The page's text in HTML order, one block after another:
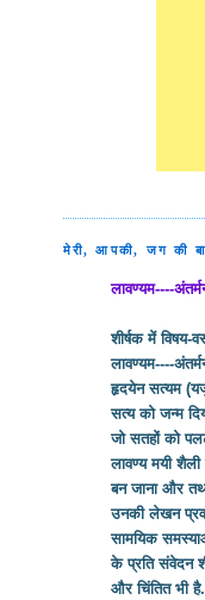
मेरी, आपकी, जग की
लावण्यम----
शीर्षक में विषय-
लावण्यम----
हृदयेन सत्यम
सत्य को जन्म
जो सतहों को
लावण्य मयी शैली
बन जाना और
उनकी लेखन
सामयिक
के प्रति संवेदन
और चिंतित भी